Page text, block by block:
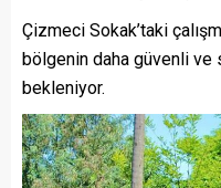
Çizmeci Sokak’taki
bölgenin daha güvenli ve
bekleniyor.